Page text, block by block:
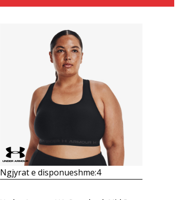
Krahasoni
Ngjyrat e disponueshme:4